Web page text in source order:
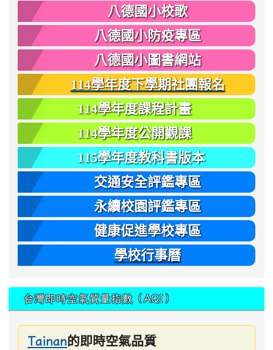
八德國小校歌
八德國小防疫專區
八德國小圖書網站
114學年度下學期社團報名
114學年度課程計畫
114學年度公開觀課
115學年度教科書版本
交通安全評鑑專區
永續校園評鑑專區
健康促進學校專區
學校行事曆
台灣即時空氣質量指數（AQI）
Tainan的即時空氣品質